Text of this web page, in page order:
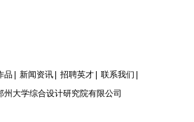
品 新闻资讯 招聘英才 联系我们
大学综合设计研究院有限公司